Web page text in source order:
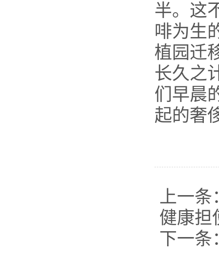
半。这
啡为生
植园迁
长久之
们早晨
起的奢
上一条
健康担
下一条